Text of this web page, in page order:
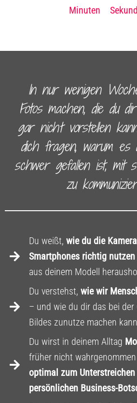
Minuten
In nur wenigen
Fotos machen, die du
gar nicht vorstellen
dich fragen, warum es
schwer gefallen ist, mit
zu
Du weißt, wie du die
Smartphones richtig nutzen
aus deinem Modell
Du verstehst, wie wir
– und wie du dir das bei der
Bildes zunutze machen
Du wirst in deinem Alltag
früher nicht
optimal zum
persönlichen Business-